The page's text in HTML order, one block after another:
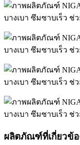
ผลิตภัณฑ์ที่เกี่ยวข้อ